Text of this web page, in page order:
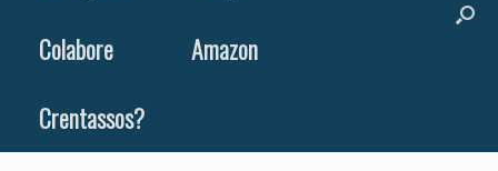
Colabore
Amazon
Crentassos?